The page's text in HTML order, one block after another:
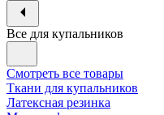
Все для купальников
Смотреть все товары
Ткани для купальников
Латексная резинка